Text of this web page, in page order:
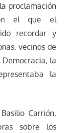
proclamación
el que el
recordar y
vecinos de
Democracia, la
la
Carrión,
sobre los